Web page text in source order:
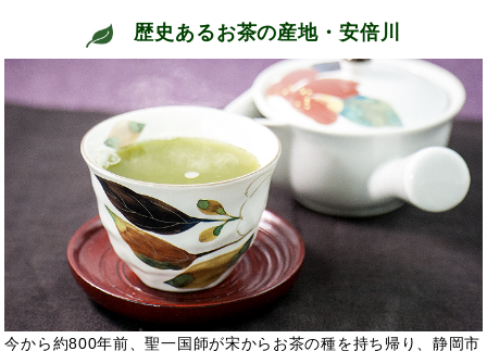
歴史あるお茶の産地・安倍川
今から約800年前、聖一国師が宋からお茶の種を持ち帰り、静岡市